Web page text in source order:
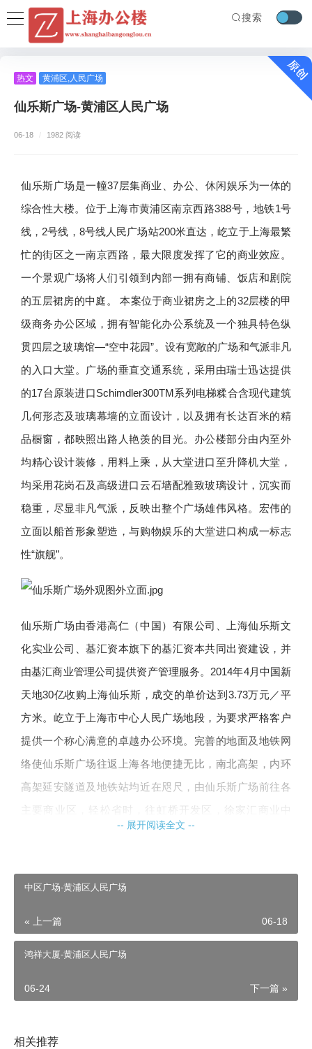
搜索
热文 黄浦区,人民广场
仙乐斯广场-黄浦区人民广场
06-18 / 1982 阅读
仙乐斯广场是一幢37层集商业、办公、休闲娱乐为一体的
综合性大楼。位于上海市黄浦区南京西路388号，地铁1号
线，2号线，8号线人民广场站200米直达，屹立于上海最繁
忙的街区之一南京西路，最大限度发挥了它的商业效应。
一个景观广场将人们引领到内部一拥有商铺、饭店和剧院
的五层裙房的中庭。 本案位于商业裙房之上的32层楼的甲
级商务办公区域，拥有智能化办公系统及一个独具特色纵
贯四层之玻璃馆—“空中花园”。设有宽敞的广场和气派非凡
的入口大堂。广场的垂直交通系统，采用由瑞士迅达提供
的17台原装进口Schimdler300TM系列电梯糅合含现代建筑
几何形态及玻璃幕墙的立面设计，以及拥有长达百米的精
品橱窗，都映照出路人艳羡的目光。办公楼部分由内至外
均精心设计装修，用料上乘，从大堂进口至升降机大堂，
均采用花岗石及高级进口云石墙配雅致玻璃设计，沉实而
稳重，尽显非凡气派，反映出整个广场雄伟风格。宏伟的
立面以船首形象塑造，与购物娱乐的大堂进口构成一标志
性“旗舰”。
仙乐斯广场由香港高仁（中国）有限公司、上海仙乐斯文
化实业公司、基汇资本旗下的基汇资本共同出资建设，并
由基汇商业管理公司提供资产管理服务。2014年4月中国新
天地30亿收购上海仙乐斯，成交的单价达到3.73万元／平
方米。屹立于上海市中心人民广场地段，为要求严格客户
提供一个称心满意的卓越办公环境。完善的地面及地铁网
络使仙乐斯广场往返上海各地便捷无比，南北高架，内环
高架延安隧道及地铁站均近在咫尺，由仙乐斯广场前往各
主要商业区，轻松省时，往虹桥开发区，徐家汇商业中
心，淮海路商业街，浦东陆家嘴金融中心等均只有十五至
行街等。
开发商:仙乐斯房地产有限公司
-- 展开阅读全文 --
中区广场-黄浦区人民广场
« 上一篇 06-18
鸿祥大厦-黄浦区人民广场
下一篇 »
06-24
相关推荐